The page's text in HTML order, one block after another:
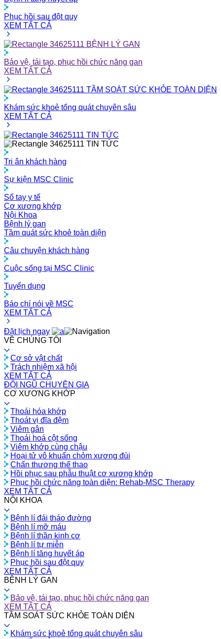
Phục hồi sau đột quỵ
XEM TẤT CẢ
BỆNH LÝ GAN
Bảo vệ, tái tạo, phục hồi chức năng gan
XEM TẤT CẢ
TẦM SOÁT SỨC KHỎE TOÀN DIỆN
Khám sức khoẻ tổng quát chuyên sâu
XEM TẤT CẢ
TIN TỨC
TIN TỨC
Tri ân khách hàng
Sự kiện MSC Clinic
Sổ tay y tế
Cơ xương khớp
Nội Khoa
Bệnh lý gan
Tầm quát sức khoẻ toàn diện
Câu chuyện khách hàng
Cuộc sống tại MSC Clinic
Tuyển dụng
Báo chí nói về MSC
XEM TẤT CẢ
Đặt lịch ngay
VỀ CHÚNG TÔI
Cơ sở vật chất
Trách nhiệm xã hội
XEM TẤT CẢ
ĐỘI NGŨ CHUYÊN GIA
CƠ XƯƠNG KHỚP
Thoái hóa khớp
Thoát vị đĩa đệm
Viêm gân
Thoái hoá cột sống
Viêm khớp cùng chậu
Hoại tử vô khuẩn chỏm xương đùi
Chấn thương thể thao
Hồi phục sau phẫu thuật cơ xương khớp
Phục hồi chức năng toàn diện: Rehab-MSC Therapy
XEM TẤT CẢ
NỘI KHOA
Bệnh lí đái tháo đường
Bệnh lí mỡ máu
Bệnh lí thần kinh cơ
Bệnh lí tự miễn
Bệnh lí tăng huyết áp
Phục hồi sau đột quỵ
XEM TẤT CẢ
BỆNH LÝ GAN
Bảo vệ, tái tạo, phục hồi chức năng gan
XEM TẤT CẢ
TẦM SOÁT SỨC KHỎE TOÀN DIỆN
Khám sức khoẻ tổng quát chuyên sâu